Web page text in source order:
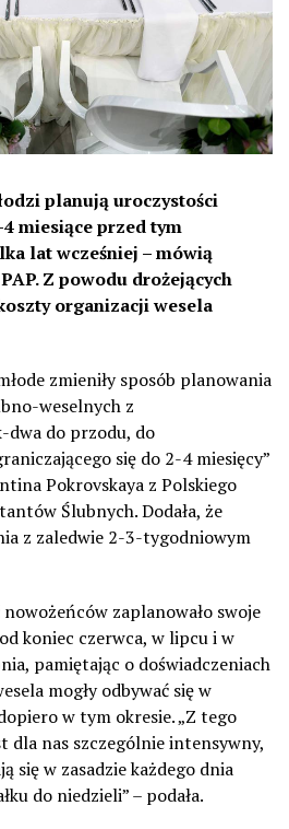
planują uroczystości
miesiące przed tym
lat wcześniej – mówią
Z powodu drożejących
organizacji wesela
zmieniły sposób planowania
weselnych z
dwa do przodu, do
się do 2-4 miesięcy”
Pokrovskaya z Polskiego
Ślubnych. Dodała, że
z zaledwie 2-3-tygodniowym
nowożeńców zaplanowało swoje
koniec czerwca, w lipcu i w
pamiętając o doświadczeniach
mogły odbywać się w
w tym okresie. „Z tego
dla nas szczególnie intensywny,
się w zasadzie każdego dnia
do niedzieli” – podała.